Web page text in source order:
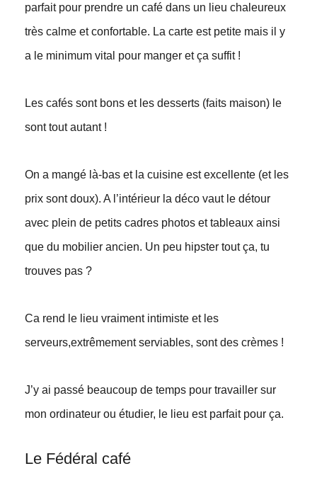
parfait pour prendre un café dans un lieu chaleureux
très calme et confortable. La carte est petite mais il y
a le minimum vital pour manger et ça suffit !
Les cafés sont bons et les desserts (faits maison) le
sont tout autant !
On a mangé là-bas et la cuisine est excellente (et les
prix sont doux). A l’intérieur la déco vaut le détour
avec plein de petits cadres photos et tableaux ainsi
que du mobilier ancien. Un peu hipster tout ça, tu
trouves pas ?
Ca rend le lieu vraiment intimiste et les
serveurs,extrêmement serviables, sont des crèmes !
J’y ai passé beaucoup de temps pour travailler sur
mon ordinateur ou étudier, le lieu est parfait pour ça.
Le Fédéral café